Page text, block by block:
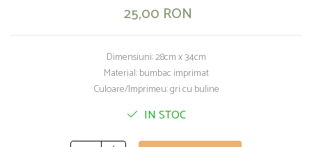
25,00 RON
Dimensiuni: 28cm x 34cm
Material: bumbac imprimat
Culoare/Imprimeu: gri cu buline
IN STOC